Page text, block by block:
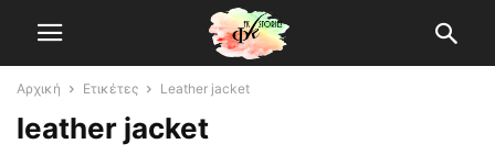
Αρχική Ετικέτες Leather jacket
leather jacket